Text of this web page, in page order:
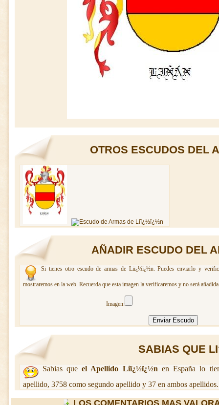
OTROS ESCUDOS DEL
AÑADIR ESCUDO DEL
Si tienes otro escudo de armas de Liï¿½ï¿½n. Puedes enviarlo y
mostraremos en la web. Recuerda que esta imagen la verificaremos y no será
Imagen:
SABIAS QUE
Sabias queel Apellido Liï¿½ï¿½n en España lo
apellido, 3758 como segundo apellido y 37 en ambos apellidos.
LOS COMENTARIOS MAS